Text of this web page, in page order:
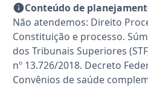
Conteúdo de
Não atendemos: Direito
Constituição e processo.
dos Tribunais Superiores
nº 13.726/2018. Decreto
Convênios de saúde